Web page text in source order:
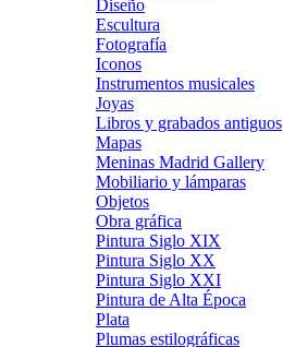
Diseño
Escultura
Fotografía
Iconos
Instrumentos musicales
Joyas
Libros y grabados antiguos
Mapas
Meninas Madrid Gallery
Mobiliario y lámparas
Objetos
Obra gráfica
Pintura Siglo XIX
Pintura Siglo XX
Pintura Siglo XXI
Pintura de Alta Época
Plata
Plumas estilográficas